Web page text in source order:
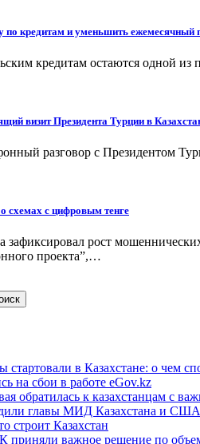
по кредитам и уменьшить ежемесячный
кредитам остаются одной
визит Президента Турции в
разговор с Президентом
схемах с цифровым тенге
зафиксировал рост
проекта”,…
стартовали в Казахстане: о чем
на сбои в работе eGov.kz
обратилась к казахстанцам с
главы МИД Казахстана и США
строит Казахстан
приняли важное решение по